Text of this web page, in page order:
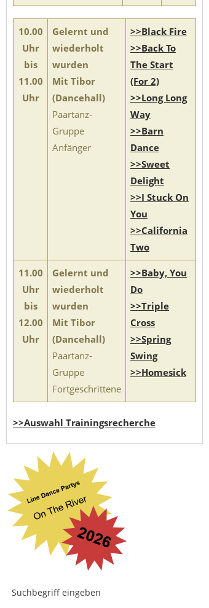
10.00
Uhr
bis
11.00
Uhr
Gelernt und
wiederholt
wurden
Mit Tibor
(Dancehall)
Paartanz-
Gruppe
Anfänger
>>Black Fire
>>Back To
The Start
(For 2)
>>Long Long
Way
>>Barn
Dance
>>Sweet
Delight
>>I Stuck On
You
>>California
Two
11.00
Uhr
bis
12.00
Uhr
Gelernt und
wiederholt
wurden
Mit Tibor
(Dancehall)
Paartanz-
Gruppe
Fortgeschrittene
>>Baby, You
Do
>>Triple
Cross
>>Spring
Swing
>>Homesick
>>Auswahl Trainingsrecherche
Suchbegriff eingeben